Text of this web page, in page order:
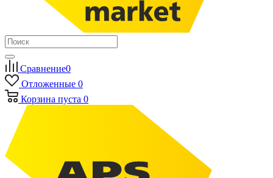
Сравнение0
Отложенные 0
Корзина пуста 0